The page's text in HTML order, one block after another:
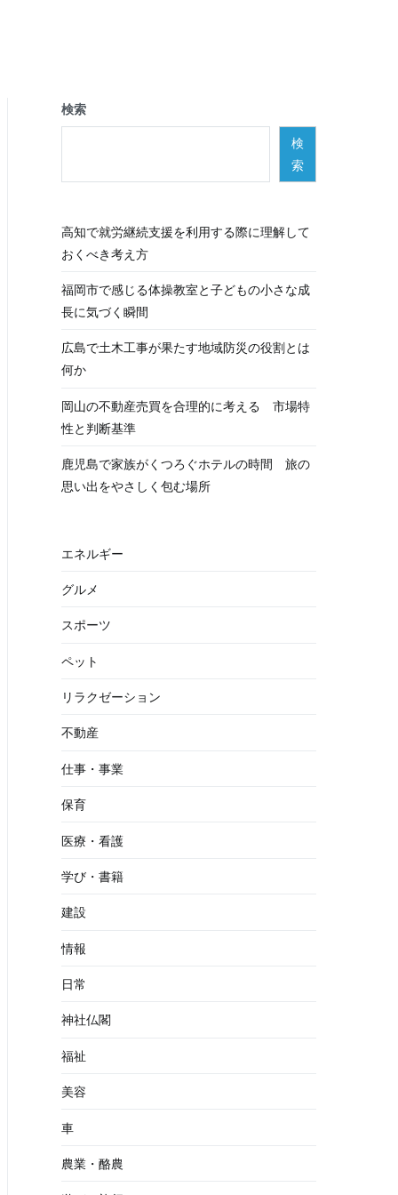
検索
検
索
高知で就労継続支援を利用する際に理解して
おくべき考え方
福岡市で感じる体操教室と子どもの小さな成
長に気づく瞬間
広島で土木工事が果たす地域防災の役割とは
何か
岡山の不動産売買を合理的に考える 市場特
性と判断基準
鹿児島で家族がくつろぐホテルの時間 旅の
思い出をやさしく包む場所
エネルギー
グルメ
スポーツ
ペット
リラクゼーション
不動産
仕事・事業
保育
医療・看護
学び・書籍
建設
情報
日常
神社仏閣
福祉
美容
車
農業・酪農